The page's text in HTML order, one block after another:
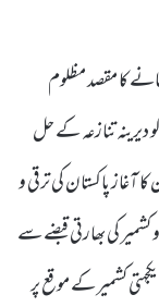
کا مقصد مظلوم
دیرینہ تنازعہ کے حل
پاکستان کی ترقی و
کی بھارتی قبضے سے
کشمیر کے موقع پر